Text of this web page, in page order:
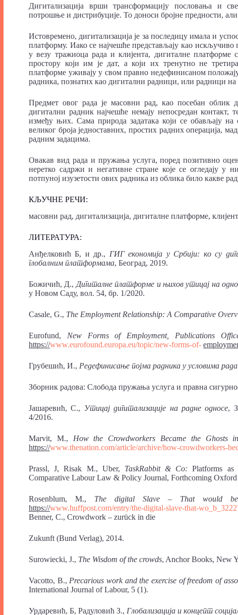
Дигитализација врши трансформацију пословања и
потрошње и дистрибуције. То доноси бројне предности,
Истовремено, дигитализација је за последицу имала и
платформу. Иако се најчешће представљају као
у везу тражиоца рада и клијента, дигиталне
простору који им је дат, а који их тренутно не
платформе уживају у свом правно недефинисаном
радника, познатих као дигитални радници, или радници
Предмет овог рада је масовни рад, као посебан облик
дигитални радник најчешће немају непосредан
између њих. Сама природа задатака који се обављају
великог броја једноставних, простих радних операција,
радним задацима.
Овакав вид рада и пружања услуга, поред позитивно
неретко садржи и негативне стране које се огледају у
потпуној изузетости ових радника из облика било какве
КЉУЧНЕ РЕЧИ:
масовни рад, дигитализација, дигиталне платформе,
ЛИТЕРАТУРА:
Анђелковић Б, и др., ГИГекономија у Србији: ко су
глобалним платформама, Београд, 2019.
Божичић, Д., Дигиталне платформе и њихов утицај на
у Новом Саду, вол. 54, бр. 1/2020.
Casale, G., The Employment Relationship: A Comparative
Eurofund, New Forms of Employment, Publications
https://www.eurofound.europa.eu/topic/new-forms-of-
Грубешић, И., Редефинисање појма радника у условима
Зборник радова: Слобода пружања услуга и правна
Јашаревић, С., Утицајдигитализације на радне односе,
4/2016.
Marvit, M., Howthe Crowdworkers Became the Ghosts
https://www.thenation.com/article/archive/how-crowdworkers-
Prassl, J, Risak М., Uber, TaskRabbit& Co:Platforms
Comparative Labour Law & Policy Journal, Forthcoming
Rosenblum, M., The digital Slave – That would
https://www.huffpost.com/entry/the-digital-slave-that-
Benner, C., Crowdwork – zurück in die
Zukunft (Bund Verlag), 2014.
Surowiecki, J., The Wisdom of the crowds, Anchor Books, New
Vacotto, B., Precarious work and the exercise of freedom of
International Journal of Labour, 5 (1).
Урдаревић, Б, Радуловић З., Глобализација и концепт